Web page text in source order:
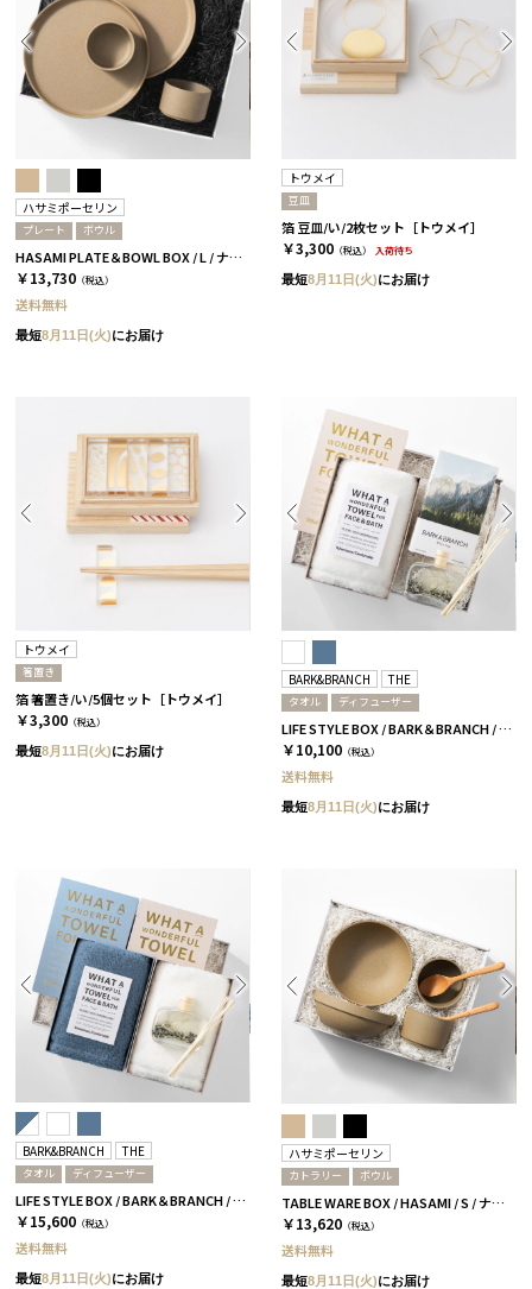
ハサミポーセリン
プレート ボウル
HASAMI PLATE＆BOWL BOX / L / ナチュラル［ハサミポーセリン］
￥13,730 （税込）
送料無料
最短8月11日(火)にお届け
トウメイ
豆皿
箔 豆皿/い/2枚セット［トウメイ］
￥3,300 （税込） 入荷待ち
最短8月11日(火)にお届け
トウメイ
箸置き
箔 箸置き/い/5個セット［トウメイ］
￥3,300 （税込）
最短8月11日(火)にお届け
BARK&BRANCH THE
タオル ディフューザー
LIFE STYLE BOX / BARK＆BRANCH / ホワイト
￥10,100 （税込）
送料無料
最短8月11日(火)にお届け
BARK&BRANCH THE
タオル ディフューザー
LIFE STYLE BOX / BARK＆BRANCH / DUO / ブルー＆ホワイト
￥15,600 （税込）
送料無料
最短8月11日(火)にお届け
ハサミポーセリン
カトラリー ボウル
TABLE WARE BOX / HASAMI / S / ナチュラル［ハサミポーセリン］
￥13,620 （税込）
送料無料
最短8月11日(火)にお届け